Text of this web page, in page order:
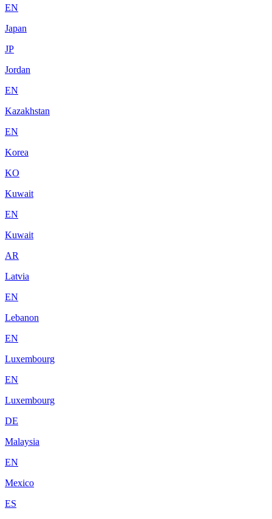
EN
Japan
JP
Jordan
EN
Kazakhstan
EN
Korea
KO
Kuwait
EN
Kuwait
AR
Latvia
EN
Lebanon
EN
Luxembourg
EN
Luxembourg
DE
Malaysia
EN
Mexico
ES